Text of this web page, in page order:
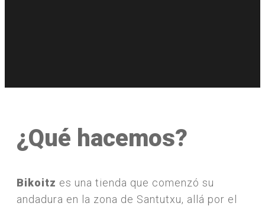
¿Qué hacemos?
Bikoitz es una tienda que comenzó su
andadura en la zona de Santutxu, allá por el